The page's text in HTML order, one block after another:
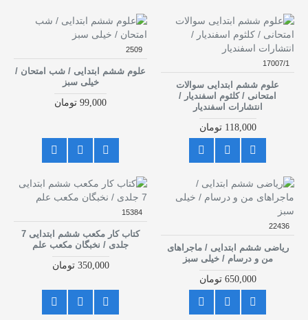
17007/1
علوم ششم ابتدایی سوالات
امتحانی / کلثوم اسفندیار /
انتشارات اسفندیار
118,000 تومان
2509
علوم ششم ابتدایی / شب امتحان /
خیلی سبز
99,000 تومان
22436
ریاضی ششم ابتدایی / ماجراهای
من و درسام / خیلی سبز
650,000 تومان
15384
کتاب کار مکعب ششم ابتدایی 7
جلدی / نخبگان مکعب علم
350,000 تومان